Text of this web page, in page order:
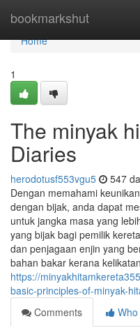
bookmarkshut
Home
Home
1
The minyak
Diaries
herodotusf553vgu5 547
Dengan memahami
dengan bijak, anda dapat
untuk jangka masa yang
yang bijak bagi pemilik
dan penjagaan enjin yang
bahan bakar kerana
https://
basic-principles-of-minyak-
Comments